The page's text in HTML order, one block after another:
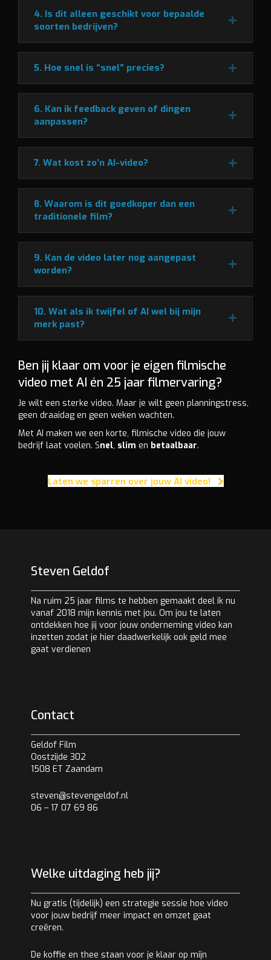
4. Is dit alleen geschikt voor bepaalde
soorten bedrijven?
5. Hoe snel is “snel” precies?
6. Kan ik feedback geven of dingen
aanpassen?
7. Wat kost zo’n AI-video?
8. Waarom is dit goedkoper dan een
traditionele film?
9. Kan de video later nog aangepast
worden?
10. Wat als ik twijfel of AI wel bij mijn
merk past?
Ben jij klaar om voor je eigen filmische
video met AI én 25 jaar filmervaring?
Je wilt een sterke video. Maar je wilt geen planningstress,
geen draaidag en geen weken wachten.
Met AI maken we een korte, filmische video die jouw
bedrijf laat voelen. Snel, slim en betaalbaar.
Laten we sparren over jouw AI video!
Steven Geldof
Na ruim 25 jaar films te hebben gemaakt deel ik nu
vanaf 2018 mijn kennis met jou. Om jou te laten
ontdekken hoe jij voor jouw onderneming video kan
inzetten zodat je hier daadwerkelijk ook geld mee
gaat verdienen
Contact
Geldof Film
Oostzijde 302
1508 ET Zaandam
steven@stevengeldof.nl
06 – 17 07 69 86
Welke uitdaging heb jij?
Nu gratis (tijdelijk) een strategie sessie hoe video
voor jouw bedrijf meer impact en omzet gaat
creëren.
De koffie en thee staan voor je klaar op mijn